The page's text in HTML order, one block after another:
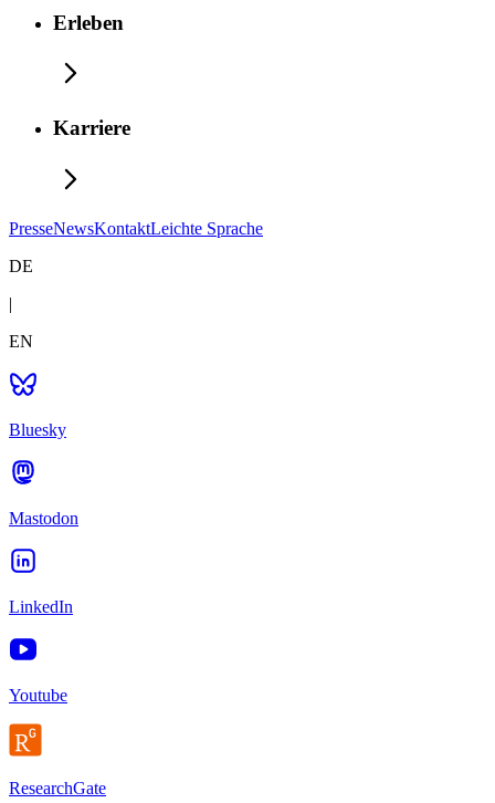
Erleben
Karriere
PresseNewsKontaktLeichte Sprache
DE
|
EN
Bluesky
Mastodon
LinkedIn
Youtube
ResearchGate